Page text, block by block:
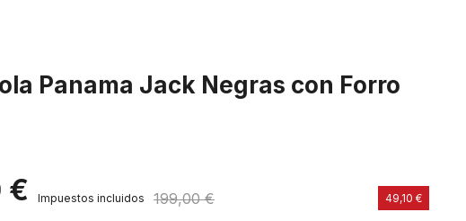
Panama Jack Negras con Forro
€ Impuestos incluidos 199,00 € 49,10 €